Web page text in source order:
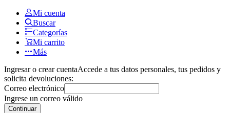
Mi cuenta
Buscar
Categorías
Mi carrito
Más
Ingresar o crear cuentaAccede a tus datos personales, tus pedidos y
solicita devoluciones:
Correo electrónico
Ingrese un correo válido
Continuar